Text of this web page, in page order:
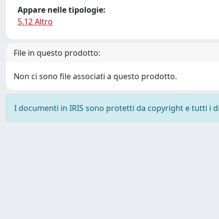
Appare nelle tipologie:
5.12 Altro
File in questo prodotto:
Non ci sono file associati a questo prodotto.
I documenti in IRIS sono protetti da copyright e tutti i